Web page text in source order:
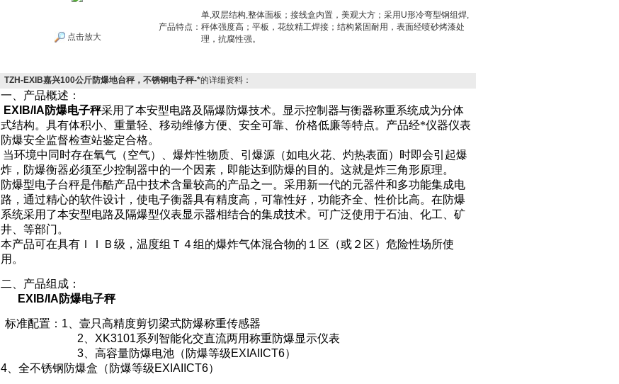
点击放大
产品特点：
单,双层结构,整体面板；接线盒内置，美观大方；采用U形冷弯型钢组焊,
秤体强度高；平板，花纹精工焊接；结构紧固耐用，表面经喷砂烤漆处
理，抗腐性强。
TZH-EXIB嘉兴100公斤防爆地台秤，不锈钢电子秤-*的详细资料：
一、产品概述：
EXIB/IA 防爆电子秤采用了本安型电路及隔爆防爆技术。显示控制器与衡器称重系统成为分体
式结构。具有体积小、重量轻、移动维修方便、安全可靠、价格低廉等特点。产品经*仪器仪表
防爆安全监督检查站鉴定合格。
当环境中同时存在氧气（空气）、爆炸性物质、引爆源（如电火花、灼热表面）时即会引起爆
炸，防爆衡器必须至少控制器中的一个因素，即能达到防爆的目的。这就是炸三角形原理。
防爆型电子台秤是伟酷产品中技术含量较高的产品之一。采用新一代的元器件和多功能集成电
路，通过精心的软件设计，使电子衡器具有精度高，可靠性好，功能齐全、性价比高。在防爆
系统采用了本安型电路及隔爆型仪表显示器相结合的集成技术。可广泛使用于石油、化工、矿
井、等部门。
本产品可在具有ＩＩＢ级，温度组Ｔ４组的爆炸气体混合物的１区（或２区）危险性场所使
用。
二、产品组成：
EXIB/IA 防爆电子秤
标准配置： 1 、壹只高精度剪切梁式防爆称重传感器
2
XK3101系列智能化交直流两用称重防爆显示仪表
3 、高容量防爆电池（防爆等级EXIAIICT6）
4 、全不锈钢防爆盒（防爆等级EXIAIICT6）